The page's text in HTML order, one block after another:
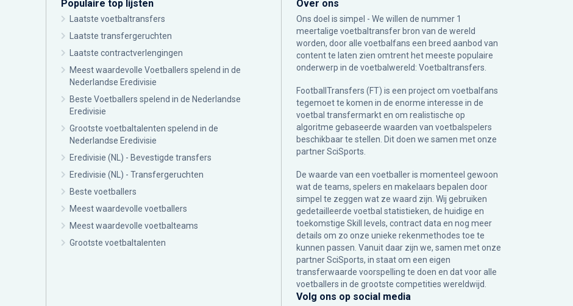
Populaire top lijsten
Laatste voetbaltransfers
Laatste transfergeruchten
Laatste contractverlengingen
Meest waardevolle Voetballers spelend in de
Nederlandse Eredivisie
Beste Voetballers spelend in de Nederlandse
Eredivisie
Grootste voetbaltalenten spelend in de
Nederlandse Eredivisie
Eredivisie (NL) - Bevestigde transfers
Eredivisie (NL) - Transfergeruchten
Beste voetballers
Meest waardevolle voetballers
Meest waardevolle voetbalteams
Grootste voetbaltalenten
Over ons
Ons doel is simpel - We willen de nummer 1
meertalige voetbaltransfer bron van de wereld
worden, door alle voetbalfans een breed aanbod van
content te laten zien omtrent het meeste populaire
onderwerp in de voetbalwereld: Voetbaltransfers.
FootballTransfers (FT) is een project om voetbalfans
tegemoet te komen in de enorme interesse in de
voetbal transfermarkt en om realistische op
algoritme gebaseerde waarden van voetbalspelers
beschikbaar te stellen. Dit doen we samen met onze
partnerSciSports
De waarde van een voetballer is momenteel gewoon
wat de teams, spelers en makelaars bepalen door
simpel te zeggen wat ze waard zijn. Wij gebruiken
gedetailleerde voetbal statistieken, de huidige en
toekomstige Skill levels, contract data en nog meer
details om zo onze unieke rekenmethodes toe te
kunnen passen. Vanuit daar zijn we, samen met onze
partner SciSports, in staat om een eigen
transferwaarde voorspelling te doen en dat voor alle
voetballers in de grootste competities wereldwijd.
Volg ons op social media